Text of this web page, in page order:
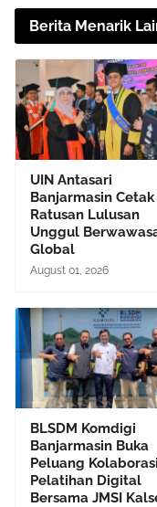
Berita Menarik
UIN Antasari
Banjarmasin Cetak
Ratusan Lulusan
Unggul
Global
August 01, 2026
BLSDM Komdigi
Banjarmasin Buka
Peluang Kolaborasi
Pelatihan Digital
Bersama JMSI